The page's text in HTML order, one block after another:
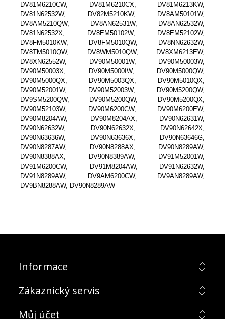
DV81M6210CW, DV81M6210CX, DV81M6213KW,
DV81N62532W, DV82M5210KW, DV8AM50101W,
DV8AM5210QW, DV8AN62531W, DV8AN62532W,
DV81N62532X, DV8EM50102W, DV8EM52102W,
DV8FM5010KW, DV8FM5010QW, DV8NN62632W,
DV8TM5010QW, DV8WM5010QW, DV8XM6213EW,
DV8XN62552W, DV90M50001W, DV90M50003W,
DV90M50003X, DV90M5000IW, DV90M5000QW,
DV90M5000QX, DV90M5003QX, DV90M5010QX,
DV90M52001W, DV90M52003W, DV90M5200QW,
DV9SM5200QW, DV90M5200QW, DV90M5200QX,
DV90M52103W, DV90M6200CW, DV90M6200EW,
DV90M8204AW, DV90M8204AX, DV90N62631W,
DV90N62632W, DV90N62632X, DV90N62642X,
DV90N63636W, DV90N63636X, DV90N63646G,
DV90N8287AW, DV90N8288AX, DV90N8289AW,
DV90N8388AX, DV90N8389AW, DV91M52001W,
DV91M6200CW, DV91M8204AW, DV91N62632W,
DV91N8289AW, DV9AM6200CW, DV9AN8289AW,
DV9BN8288AW, DV90N8289AW
Informace
Zákaznický servis
Můj účet